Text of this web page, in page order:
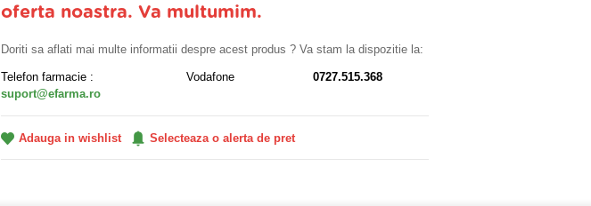
oferta noastra. Va multumim.
Doriti sa aflati mai multe informatii despre acest produs ? Va stam la dispozitie la:
Telefon farmacie : Vodafone
0727.515.368
suport@efarma.ro
Adauga in wishlist Selecteaza o alerta de pret